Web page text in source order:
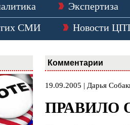
Экспертиза
СМИ Новости
Комментарии
19.09.2005 | Дарья
ПРАВИЛО